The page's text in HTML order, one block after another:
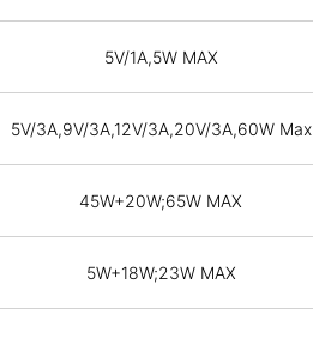
5V/1A,5W MAX
5V/3A,9V/3A,12V/3A,20V/3A,60W Max
45W+20W;65W MAX
5W+18W;23W MAX